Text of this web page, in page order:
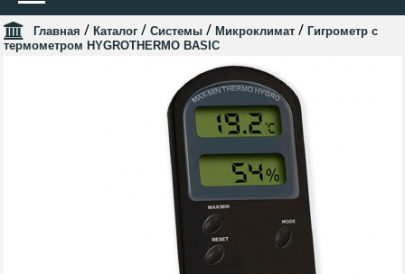
Главная / Каталог / Системы / Микроклимат / Гигрометр с
термометром HYGROTHERMO BASIC